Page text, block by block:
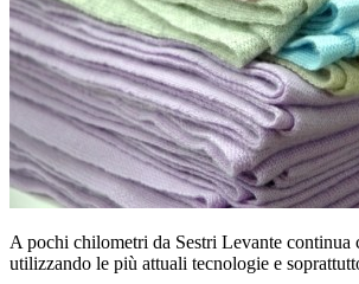
A pochi chilometri da Sestri Levante continua
utilizzando le più attuali tecnologie e